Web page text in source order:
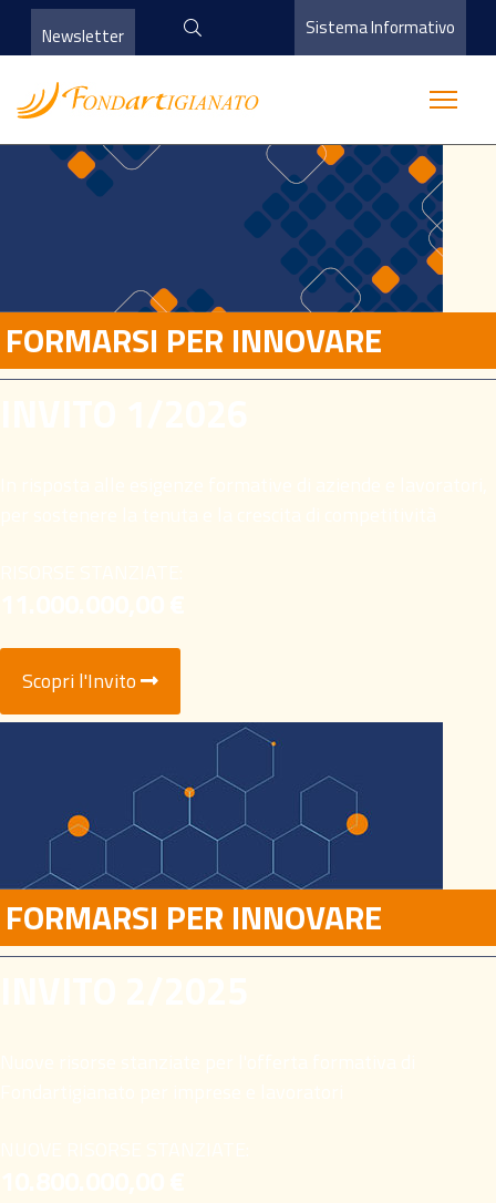
Newsletter Sistema Informativo
FORMARSI PER INNOVARE
Scopri l'Invito
FORMARSI PER INNOVARE